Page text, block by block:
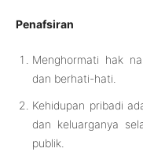
Penafsiran
Menghormati hak
dan berhati-hati.
Kehidupan pribadi
dan keluarganya
publik.